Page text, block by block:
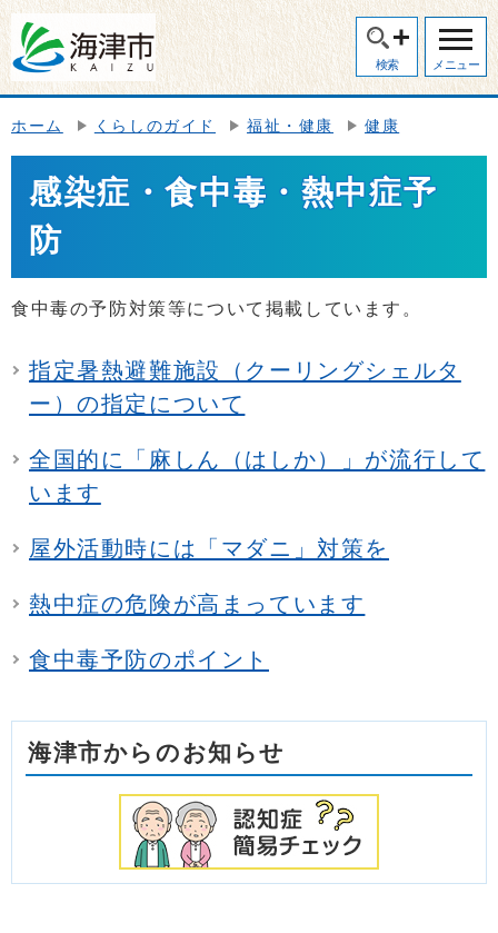
検索 メニュー
ホーム くらしのガイド 福祉・健康 健康
感染症・食中毒・熱中症予
防
食中毒の予防対策等について掲載しています。
指定暑熱避難施設（クーリングシェルタ
ー）の指定について
全国的に「麻しん（はしか）」が流行して
います
屋外活動時には「マダニ」対策を
熱中症の危険が高まっています
食中毒予防のポイント
海津市からのお知らせ